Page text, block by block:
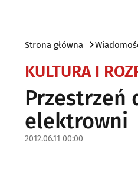
Strona główna
KULTURA I
Przestrzeń
elektrowni
2012.06.11 00:00